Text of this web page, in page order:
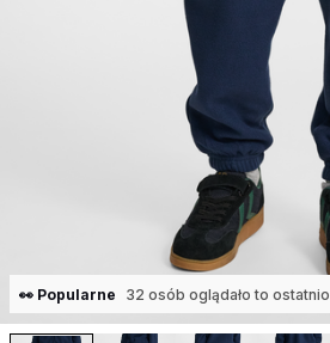
👀 Popularne 32 osób oglądało to ostatnio